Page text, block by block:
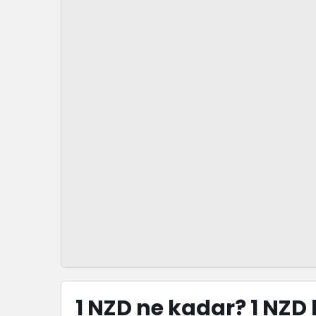
1 NZD ne kadar? 1